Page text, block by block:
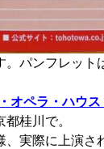
。パンフレット
オペラ・ハウス
桂川で。
、実際に上演さ